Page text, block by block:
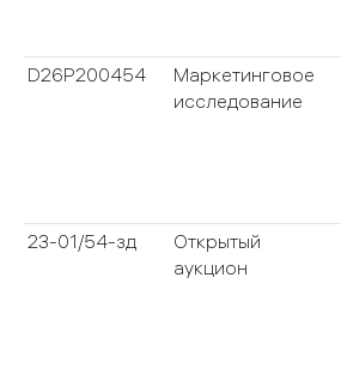
D26P200454
Маркетинговое
исследование
23-01/54-зд
Открытый
аукцион